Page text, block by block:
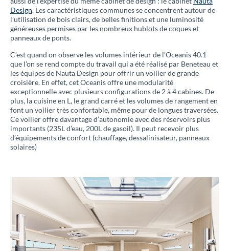
Design. Les caractéristiques communes se concentrent autour de
l’utilisation de bois clairs, de belles finitions et une luminosité
généreuses permises par les nombreux hublots de coques et
panneaux de ponts.
C’est quand on observe les volumes intérieur de l’Oceanis 40.1
que l’on se rend compte du travail qui a été réalisé par Beneteau et
les équipes de Nauta Design pour offrir un voilier de grande
croisière. En effet, cet Oceanis offre une modularité
exceptionnelle avec plusieurs configurations de 2 à 4 cabines. De
plus, la cuisine en L, le grand carré et les volumes de rangement en
font un voilier très confortable, même pour de longues traversées.
Ce voilier offre davantage d’autonomie avec des réservoirs plus
importants (235L d’eau, 200L de gasoil). Il peut recevoir plus
d’équipements de confort (chauffage, dessalinisateur, panneaux
solaires)